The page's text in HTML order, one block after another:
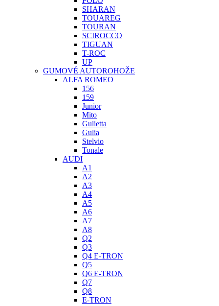
SHARAN
TOUAREG
TOURAN
SCIROCCO
TIGUAN
T-ROC
UP
GUMOVÉ AUTOROHOŽE
ALFA ROMEO
156
159
Junior
Mito
Gulietta
Gulia
Stelvio
Tonale
AUDI
A1
A2
A3
A4
A5
A6
A7
A8
Q2
Q3
Q4 E-TRON
Q5
Q6 E-TRON
Q7
Q8
E-TRON